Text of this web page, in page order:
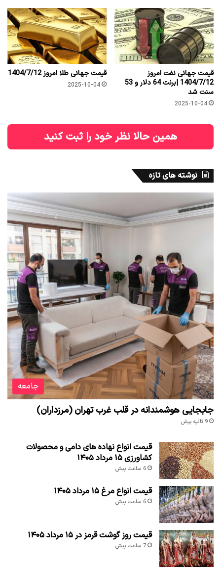
قیمت جهانی نفت امروز
1404/7/12 |برنت 64 دلار و 53
سنت شد
2025-10-04
قیمت جهانی طلا امروز 1404/7/12
2025-10-04
همین حالا نظر خود را ثبت کنید
نوشته های تازه
جامعه
جابجایی هوشمندانه در قلب غرب تهران (مرزداران)
9 ثانیه پیش
قیمت انواع نهاده های دامی و محصولات
کشاورزی ۱۵ مرداد ۱۴۰۵
6 ساعت پیش
قیمت انواع مرغ ۱۵ مرداد ۱۴۰۵
6 ساعت پیش
قیمت روز گوشت قرمز در ۱۵ مرداد ۱۴۰۵
7 ساعت پیش